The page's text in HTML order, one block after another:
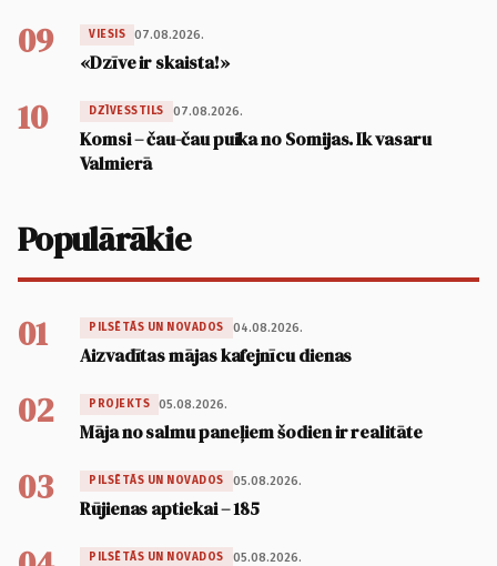
09 VIESIS 07.08.2026.
«Dzīve ir skaista!»
10 DZĪVESSTILS 07.08.2026.
Komsi – čau-čau puika no Somijas. Ik vasaru
Valmierā
Populārākie
01 PILSĒTĀS UN NOVADOS 04.08.2026.
Aizvadītas mājas kafejnīcu dienas
02 PROJEKTS 05.08.2026.
Māja no salmu paneļiem šodien ir realitāte
03 PILSĒTĀS UN NOVADOS 05.08.2026.
Rūjienas aptiekai – 185
PILSĒTĀS UN NOVADOS 05.08.2026.